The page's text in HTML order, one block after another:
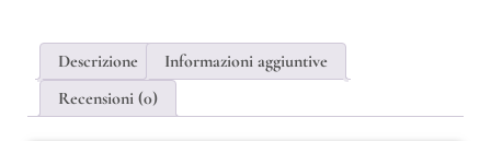
Descrizione
Informazioni aggiuntive
Recensioni (0)